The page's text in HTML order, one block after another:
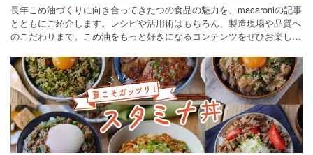
長年こめ油づくりに向き合ってきたつの食品の魅力を、macaroniの記事
とともにご紹介します。レシピや活用術はもちろん、製造現場や品質へ
のこだわりまで。こめ油をもっと好きになるコンテンツをぜひお楽しみ